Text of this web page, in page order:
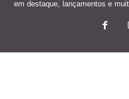
em destaque, lançamentos e